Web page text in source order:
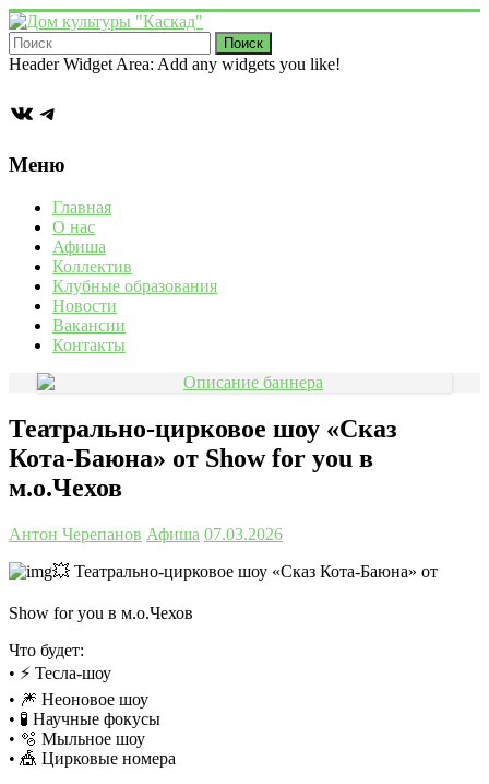
Перейти
к
содержимому
Дом
"Каскад"
Учреждение
культуры
деревне
Васькино
городского
округа
Чехов
Header Widget Area: Add any widgets you like!
ВКонтакте
Telegram
Меню
Главная
О нас
Афиша
Коллектив
Клубные образования
Новости
Вакансии
Контакты
Театрально‑цирковое шоу «Сказ
Кота‑Баюна» от Show for you в
м.о.Чехов
Антон Черепанов Афиша 07.03.2026
💥 Театрально‑цирковое шоу «Сказ Кота‑Баюна» от
Show for you в м.о.Чехов
Что будет:
• ⚡ Тесла‑шоу
• 🎆 Неоновое шоу
• 🧪 Научные фокусы
• 🫧 Мыльное шоу
• 🎪 Цирковые номера